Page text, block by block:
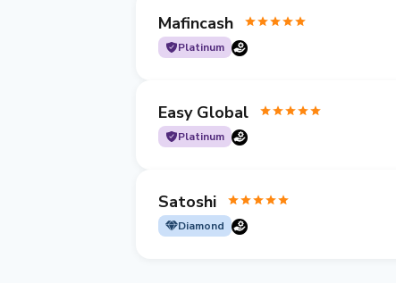
Mafincash
Platinum
Easy Global
Platinum
Satoshi
Diamond